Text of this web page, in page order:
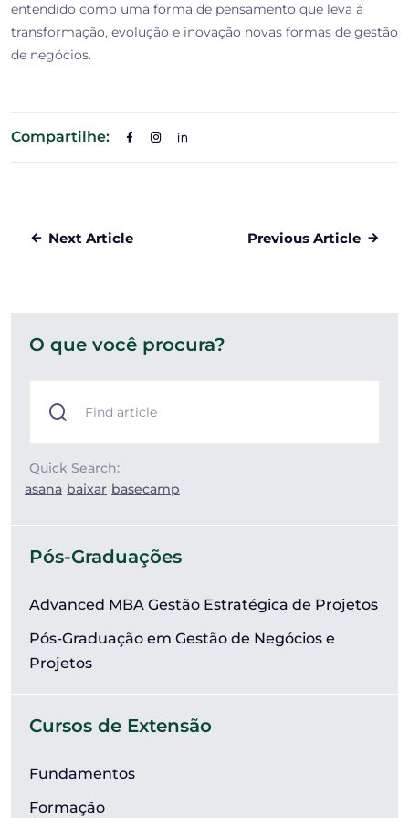
entendido como uma forma de pensamento que leva à
transformação, evolução e inovação novas formas de gestão
de negócios.
Compartilhe:
Next Article Previous Article
O que você procura?
Quick Search:
asana baixar basecamp
Pós-Graduações
Advanced MBA Gestão Estratégica de Projetos
Pós-Graduação em Gestão de Negócios e
Projetos
Cursos de Extensão
Fundamentos
Formação